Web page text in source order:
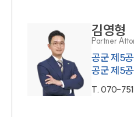
김영형
Partner
공군 제5
공군 제5
T.070-